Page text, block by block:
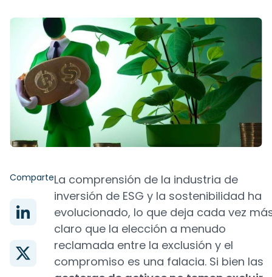
ComparteLa comprensión de la industria de
inversión de ESG y la sostenibilidad ha
evolucionado, lo que deja cada vez
claro que la elección a menudo
reclamada entre la exclusión y el
compromiso es una falacia. Si bien las